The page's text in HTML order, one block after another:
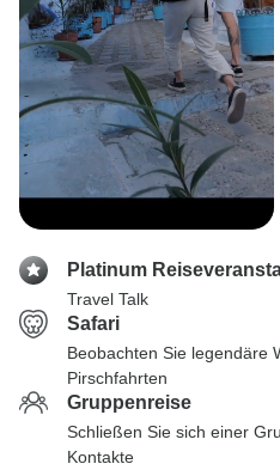
Platinum
Travel Talk
Safari
Beobachten Sie legendäre
Pirschfahrten
Gruppenreise
Schließen Sie sich einer
Kontakte